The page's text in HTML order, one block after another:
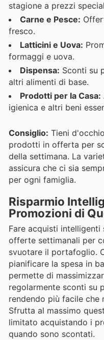
stagione a prezzi
Carne e Pesce:
fresco.
Latticini e Uova:
formaggi e uova.
Dispensa: Sconti su
altri alimenti di base.
Prodotti per la Casa:
igienica e altri beni
Consiglio: Tieni
prodotti in offerta per
della settimana. La
assicura che ci sia
per ogni famiglia.
Risparmio
Promozioni di
Fare acquisti
offerte settimanali per
svuotare il portafoglio.
pianificare la spesa in
permette di
regolarmente sconti su
rendendo più facile che
Sfrutta al massimo
limitato acquistando i
quando sono scontati.